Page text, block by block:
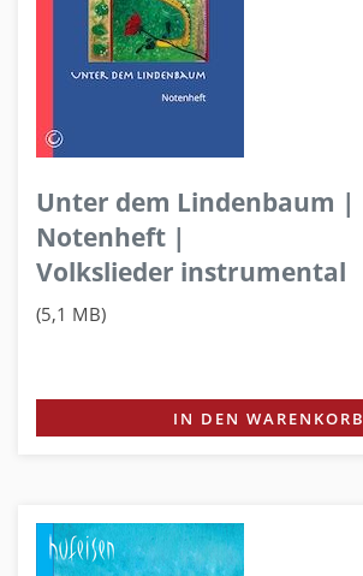
Unter dem Lindenbaum |
Notenheft |
Volkslieder instrumental
(5,1 MB)
IN DEN WARENKORB